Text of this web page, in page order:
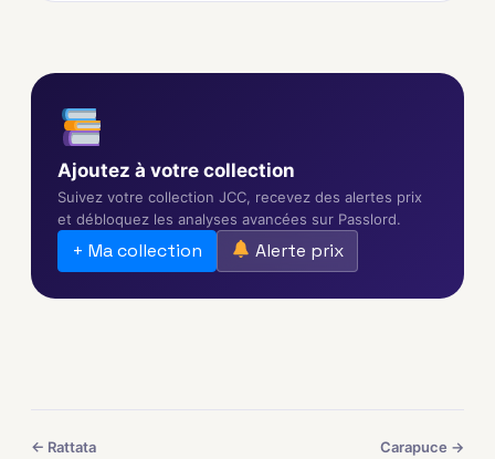
Ajoutez à votre collection
Suivez votre collection JCC, recevez des alertes prix
et débloquez les analyses avancées sur Passlord.
+ Ma collection Alerte prix
← Rattata Carapuce →